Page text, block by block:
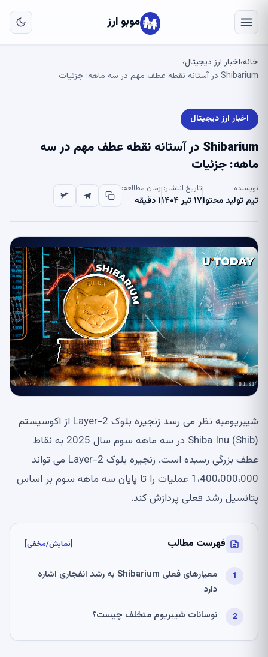
موبو ارز
خانه›اخبار ارز دیجیتال›
Shibarium در آستانه نقطه عطف مهم در سه ماهه: جزئیات
اخبار ارز دیجیتال
Shibarium در آستانه نقطه عطف مهم در سه
ماهه: جزئیات
نویسنده:
تیم تولید محتوا
تاریخ انتشار:
۱۷ تیر ۱۴۰۴
زمان مطالعه:
۱ دقیقه
شیبریوم
به نظر می رسد زنجیره بلوک Layer-2 از اکوسیستم
Shiba Inu (Shib) در سه ماهه سوم سال 2025 به نقاط
عطف بزرگی رسیده است. زنجیره بلوک Layer-2 می تواند
1،400،000،000 عملیات را تا پایان سه ماهه سوم بر اساس
پتانسیل رشد فعلی پردازش کند.
فهرست مطالب [نمایش/مخفی]
معیارهای فعلی Shibarium به رشد انفجاری اشاره
دارد
نوسانات شیبریوم متخلف چیست؟